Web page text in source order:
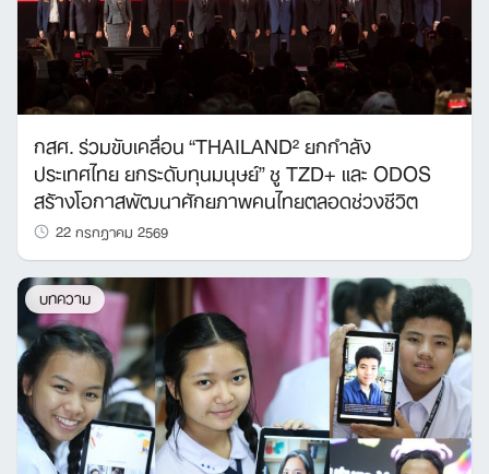
กสศ. ร่วมขับเคลื่อน “THAILAND² ยกกำลัง
ประเทศไทย ยกระดับทุนมนุษย์” ชู TZD+ และ ODOS
สร้างโอกาสพัฒนาศักยภาพคนไทยตลอดช่วงชีวิต
22 กรกฎาคม 2569
บทความ